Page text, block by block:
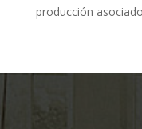
producción